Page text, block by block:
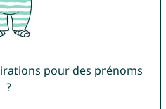
pour des prénoms
?